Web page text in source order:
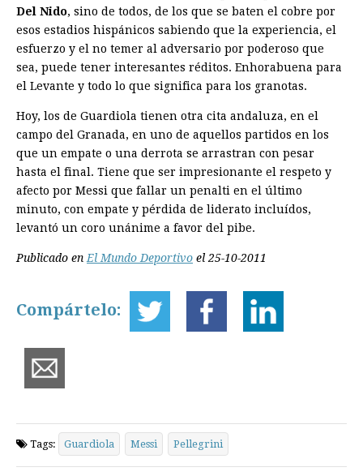
Del Nido, sino de todos, de los que se baten el cobre por
esos estadios hispánicos sabiendo que la experiencia, el
esfuerzo y el no temer al adversario por poderoso que
sea, puede tener interesantes réditos. Enhorabuena para
el Levante y todo lo que significa para los granotas.
Hoy, los de Guardiola tienen otra cita andaluza, en el
campo del Granada, en uno de aquellos partidos en los
que un empate o una derrota se arrastran con pesar
hasta el final. Tiene que ser impresionante el respeto y
afecto por Messi que fallar un penalti en el último
minuto, con empate y pérdida de liderato incluídos,
levantó un coro unánime a favor del pibe.
Publicado en El Mundo Deportivo el 25-10-2011
Compártelo:
Tags: Guardiola Messi Pellegrini